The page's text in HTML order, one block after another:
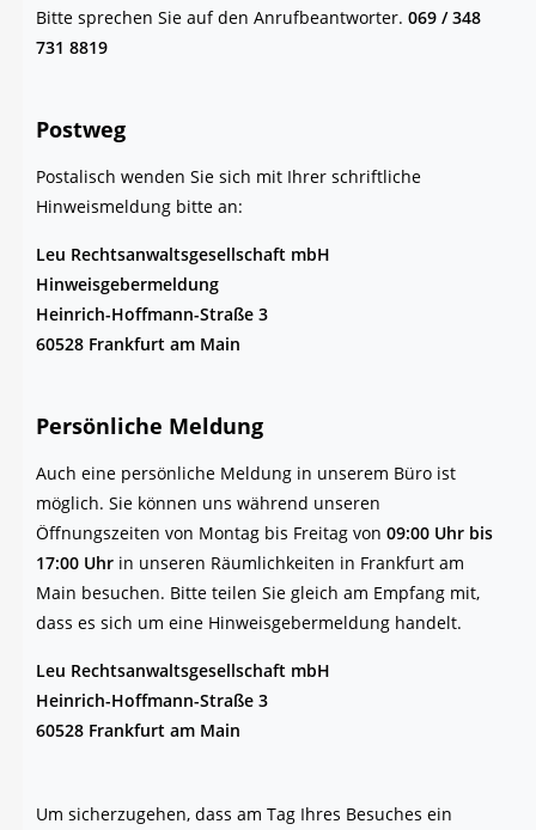
Bit­te spre­chen Sie auf den Anruf­be­ant­wor­ter. 069 / 348
731 8819
Post­weg
Pos­ta­lisch wen­den Sie sich mit Ihrer schrift­li­che
Hin­weis­mel­dung bit­te an:
Leu Rechts­an­walts­ge­sell­schaft mbH
Hin­weis­ge­ber­mel­dung
Hein­rich-Hoff­mann-Stra­ße 3
60528 Frank­furt am Main
Per­sön­li­che Meldung
Auch eine per­sön­li­che Mel­dung in unse­rem Büro ist
mög­lich. Sie kön­nen uns wäh­rend unse­ren
Öff­nungs­zei­ten von Mon­tag bis Frei­tag von 09:00 Uhr bis
17:00 Uhr in unse­ren Räum­lich­kei­ten in Frank­furt am
Main besu­chen. Bit­te tei­len Sie gleich am Emp­fang mit,
dass es sich um eine Hin­weis­ge­ber­mel­dung handelt.
Leu Rechts­an­walts­ge­sell­schaft mbH
Hein­rich-Hoff­mann-Stra­ße 3
60528 Frank­furt am Main
Um sicher­zu­ge­hen, dass am Tag Ihres Besu­ches ein